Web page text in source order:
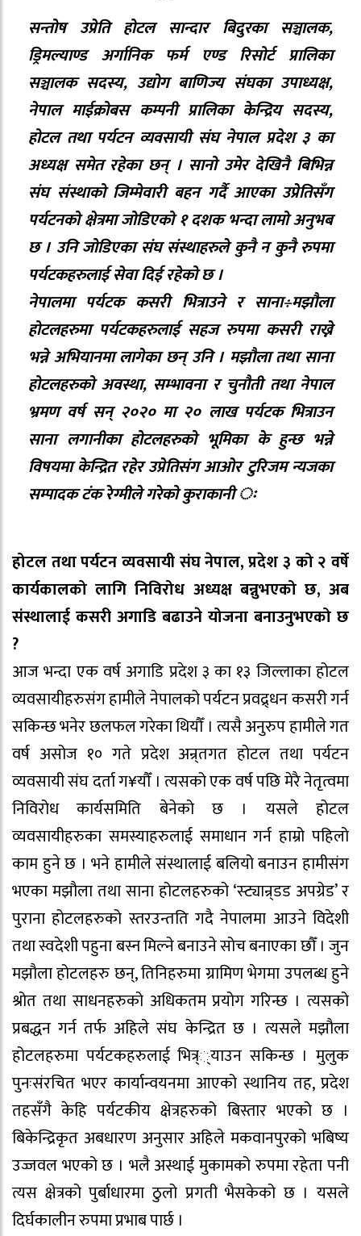
सन्तोष उप्रेति होटल सान्दार बिदुरका सञ्चालक,
ड्रिमल्याण्ड अर्गानिक फर्म एण्ड रिसोर्ट प्रालिका
सञ्चालक सदस्य, उद्योग बाणिज्य संघका उपाध्यक्ष,
नेपाल माईक्रोबस कम्पनी प्रालिका केन्द्रिय सदस्य,
होटल तथा पर्यटन व्यवसायी संघ नेपाल प्रदेश ३ का
अध्यक्ष समेत रहेका छन् । सानो उमेर देखिनै बिभिन्न
संघ संस्थाको जिम्मेवारी बहन गर्दै आएका उप्रेतिसँग
पर्यटनको क्षेत्रमा जोडिएको १ दशक भन्दा लामो अनुभब
छ । उनि जोडिएका संघ संस्थाहरुले कुनै न कुनै रुपमा
पर्यटकहरुलाई सेवा दिई रहेको छ ।
नेपालमा पर्यटक कसरी भित्राउने र साना÷मझौला
होटलहरुमा पर्यटकहरुलाई सहज रुपमा कसरी राख्ने
भन्ने अभियानमा लागेका छन् उनि । मझौला तथा साना
होटलहरुको अवस्था, सम्भावना र चुनौती तथा नेपाल
भ्रमण वर्ष सन् २०२० मा २० लाख पर्यटक भित्राउन
साना लगानीका होटलहरुको भूमिका के हुन्छ भन्ने
विषयमा केन्द्रित रहेर उप्रेतिसंग आओर टुरिजम न्यजका
सम्पादक टंक रेग्मीले गरेको कुराकानी ः
होटल तथा पर्यटन व्यवसायी संघ नेपाल, प्रदेश ३ को २ वर्षे
कार्यकालको लागि निविरोध अध्यक्ष बन्नुभएको छ, अब
संस्थालाई कसरी अगाडि बढाउने योजना बनाउनुभएको छ
?
आज भन्दा एक वर्ष अगाडि प्रदेश ३ का १३ जिल्लाका होटल
व्यवसायीहरुसंग हामीले नेपालको पर्यटन प्रवद्र्धन कसरी गर्न
सकिन्छ भनेर छलफल गरेका थियौँ । त्यसै अनुरुप हामीले गत
वर्ष असोज १० गते प्रदेश अन्र्तगत होटल तथा पर्यटन
व्यवसायी संघ दर्ता ग¥यौँ । त्यसको एक वर्ष पछि मेरै नेतृत्वमा
निविरोध कार्यसमिति बेनेको छ । यसले होटल
व्यवसायीहरुका समस्याहरुलाई समाधान गर्न हाम्रो पहिलो
काम हुने छ । भने हामीले संस्थालाई बलियो बनाउन हामीसंग
भएका मझौला तथा साना होटलहरुको ‘स्ट्यान्र्डड अपग्रेड’ र
पुराना होटलहरुको स्तरउन्तति गदै नेपालमा आउने विदेशी
तथा स्वदेशी पहुना बस्न मिल्ने बनाउने सोच बनाएका छौँ । जुन
मझौला होटलहरु छन्, तिनिहरुमा ग्रामिण भेगमा उपलब्ध हुने
श्रोत तथा साधनहरुको अधिकतम प्रयोग गरिन्छ । त्यसको
प्रबद्धन गर्न तर्फ अहिले संघ केन्द्रित छ । त्यसले मझौला
होटलहरुमा पर्यटकहरुलाई भित्र््याउन सकिन्छ । मुलुक
पुनःसंरचित भएर कार्यान्वयनमा आएको स्थानिय तह, प्रदेश
तहसँगै केहि पर्यटकीय क्षेत्रहरुको बिस्तार भएको छ ।
बिकेन्द्रिकृत अबधारण अनुसार अहिले मकवानपुरको भबिष्य
उज्जवल भएको छ । भलै अस्थाई मुकामको रुपमा रहेता पनी
त्यस क्षेत्रको पुर्बाधारमा ठुलो प्रगती भैसकेको छ । यसले
दिर्घकालीन रुपमा प्रभाब पार्छ ।